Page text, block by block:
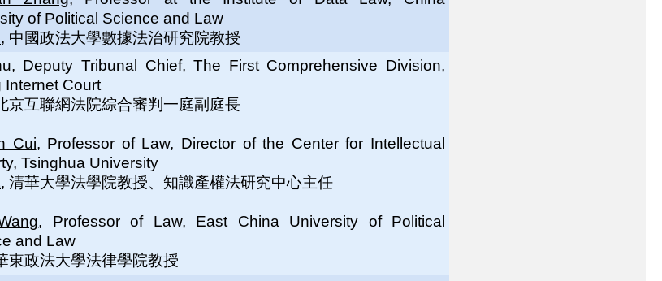
of Political Science and Law
, 中國政法大學數據法治研究院教授
Deputy Tribunal Chief, The First Comprehensive Division,
Internet Court
京互聯網法院綜合審判一庭副庭長
Cui, Professor of Law, Director of the Center for Intellectual
Tsinghua University
, 清華大學法學院教授、知識產權法研究中心主任
, Professor of Law, East China University of Political
and Law
東政法大學法律學院教授